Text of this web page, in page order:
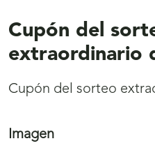
Cupón del
extraordinario
Cupón del sorteo
Imagen